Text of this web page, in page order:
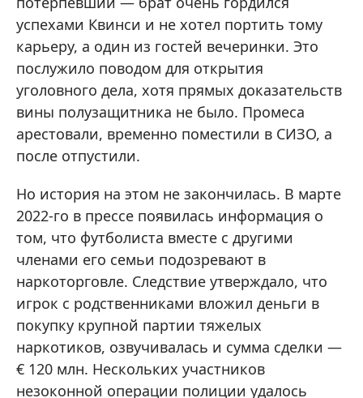
успехами Квинси и не хотел портить тому
карьеру, а один из гостей вечеринки. Это
послужило поводом для открытия
уголовного дела, хотя прямых доказательств
вины полузащитника не было. Промеса
арестовали, временно поместили в СИЗО, а
после отпустили.
Но история на этом не закончилась. В марте
2022-го в прессе появилась информация о
том, что футболиста вместе с другими
членами его семьи подозревают в
наркоторговле. Следствие утверждало, что
игрок с родственниками вложил деньги в
покупку крупной партии тяжелых
наркотиков, озвучивалась и сумма сделки —
€ 120 млн. Нескольких участников
незоконной операции полиции удалось